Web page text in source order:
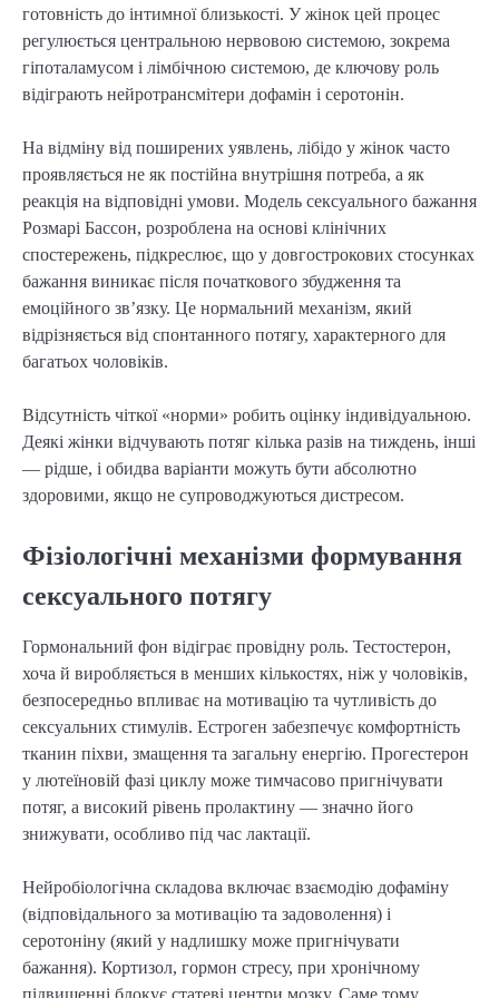
готовність до інтимної близькості. У жінок цей процес
регулюється центральною нервовою системою, зокрема
гіпоталамусом і лімбічною системою, де ключову роль
відіграють нейротрансмітери дофамін і серотонін.
На відміну від поширених уявлень, лібідо у жінок часто
проявляється не як постійна внутрішня потреба, а як
реакція на відповідні умови. Модель сексуального бажання
Розмарі Бассон, розроблена на основі клінічних
спостережень, підкреслює, що у довгострокових стосунках
бажання виникає після початкового збудження та
емоційного зв’язку. Це нормальний механізм, який
відрізняється від спонтанного потягу, характерного для
багатьох чоловіків.
Відсутність чіткої «норми» робить оцінку індивідуальною.
Деякі жінки відчувають потяг кілька разів на тиждень, інші
— рідше, і обидва варіанти можуть бути абсолютно
здоровими, якщо не супроводжуються дистресом.
Фізіологічні механізми формування
сексуального потягу
Гормональний фон відіграє провідну роль. Тестостерон,
хоча й виробляється в менших кількостях, ніж у чоловіків,
безпосередньо впливає на мотивацію та чутливість до
сексуальних стимулів. Естроген забезпечує комфортність
тканин піхви, змащення та загальну енергію. Прогестерон
у лютеїновій фазі циклу може тимчасово пригнічувати
потяг, а високий рівень пролактину — значно його
знижувати, особливо під час лактації.
Нейробіологічна складова включає взаємодію дофаміну
(відповідального за мотивацію та задоволення) і
серотоніну (який у надлишку може пригнічувати
бажання). Кортизол, гормон стресу, при хронічному